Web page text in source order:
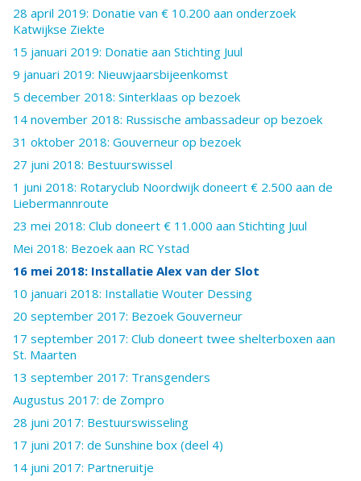
28 april 2019: Donatie van € 10.200 aan onderzoek
Katwijkse Ziekte
15 januari 2019: Donatie aan Stichting Juul
9 januari 2019: Nieuwjaarsbijeenkomst
5 december 2018: Sinterklaas op bezoek
14 november 2018: Russische ambassadeur op bezoek
31 oktober 2018: Gouverneur op bezoek
27 juni 2018: Bestuurswissel
1 juni 2018: Rotaryclub Noordwijk doneert € 2.500 aan de
Liebermannroute
23 mei 2018: Club doneert € 11.000 aan Stichting Juul
Mei 2018: Bezoek aan RC Ystad
16 mei 2018: Installatie Alex van der Slot
10 januari 2018: Installatie Wouter Dessing
20 september 2017: Bezoek Gouverneur
17 september 2017: Club doneert twee shelterboxen aan
St. Maarten
13 september 2017: Transgenders
Augustus 2017: de Zompro
28 juni 2017: Bestuurswisseling
17 juni 2017: de Sunshine box (deel 4)
14 juni 2017: Partneruitje